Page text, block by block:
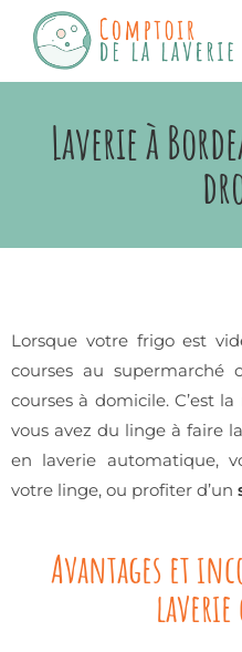
Laverie à
Lorsque votre frigo est
courses au supermarché
courses à domicile. C’est
vous avez du linge à faire
en laverie automatique,
votre linge, ou profiter d’un
Avantages et
laverie